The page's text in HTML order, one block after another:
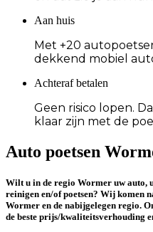
Aan huis
Met +20
dekkend mobiel
Achteraf betalen
Geen risico lopen.
klaar zijn met de
Auto poetsen
Wilt u in de regio Wormer uw auto,
reinigen en/of poetsen? Wij komen
Wormer en de nabijgelegen regio.
de beste prijs/kwaliteitsverhouding